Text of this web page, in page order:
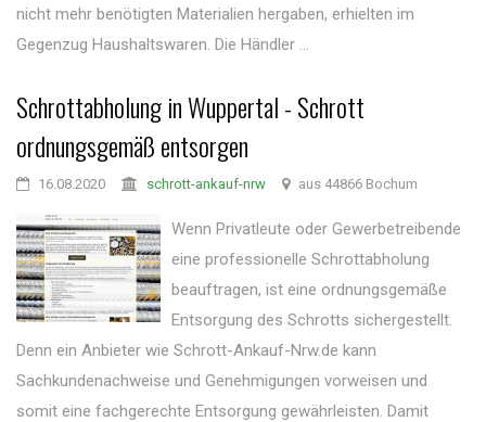
nicht mehr benötigten Materialien hergaben, erhielten im
Gegenzug Haushaltswaren. Die Händler ...
Schrottabholung in Wuppertal - Schrott
ordnungsgemäß entsorgen
16.08.2020 schrott-ankauf-nrw aus 44866 Bochum
Wenn Privatleute oder Gewerbetreibende
eine professionelle Schrottabholung
beauftragen, ist eine ordnungsgemäße
Entsorgung des Schrotts sichergestellt.
Denn ein Anbieter wie Schrott-Ankauf-Nrw.de kann
Sachkundenachweise und Genehmigungen vorweisen und
somit eine fachgerechte Entsorgung gewährleisten. Damit